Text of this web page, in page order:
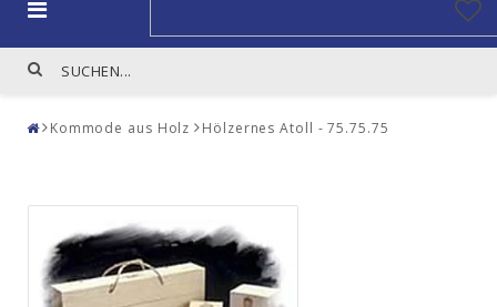
Kommode aus Holz Hölzernes Atoll - 75.75.75